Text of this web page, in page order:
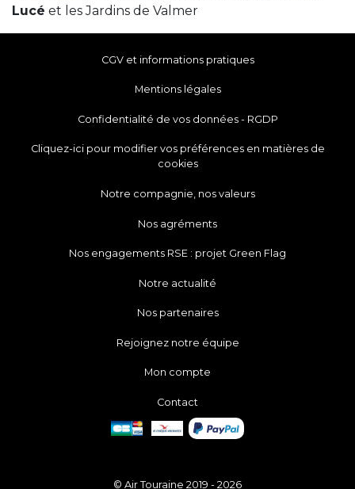
Lucé et les Jardins de Valmer
CGV et informations pratiques
Mentions légales
Confidentialité de vos données - RGDP
Cliquez-ici pour modifier vos préférences en matières de
cookies
Notre compagnie, nos valeurs
Nos agréments
Nos engagements RSE : projet Green Flag
Notre actualité
Nos partenaires
Rejoignez notre équipe
Mon compte
Contact
© Air Touraine 2019 - 2026